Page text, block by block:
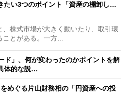
たい3つのポイント「資産の棚卸し…
株式市場が大きく動いたり、取引環
とがある。一方…
ド」、何が変わったのかポイントを解
体的な説…
めぐる片山財務相の「円資産への投